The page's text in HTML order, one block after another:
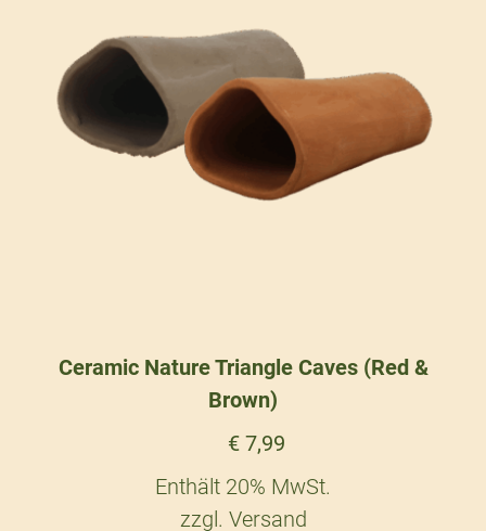
Ceramic Nature Triangle Caves (Red &
Brown)
€ 7,99
Enthält 20% MwSt.
zzgl. Versand